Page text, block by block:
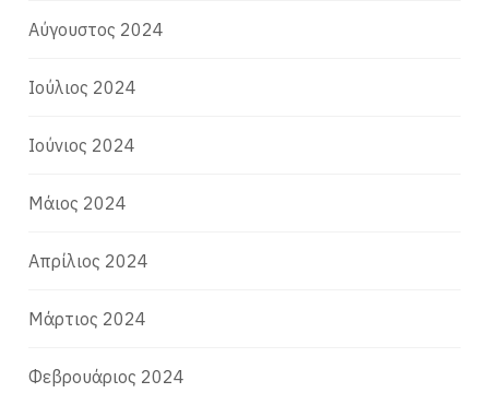
Αύγουστος 2024
Ιούλιος 2024
Ιούνιος 2024
Μάιος 2024
Απρίλιος 2024
Μάρτιος 2024
Φεβρουάριος 2024